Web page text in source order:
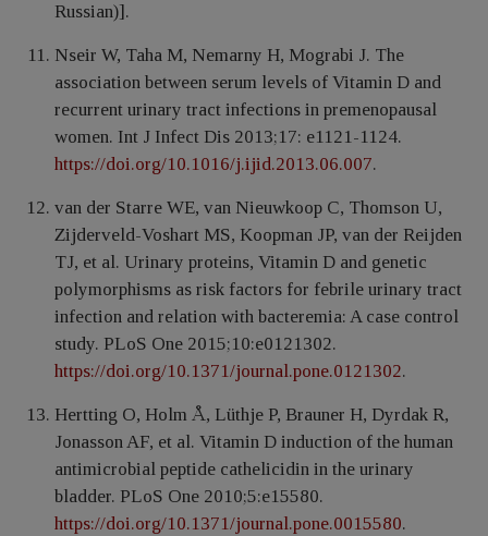
Russian)].
Nseir W, Taha M, Nemarny H, Mograbi J. The
association between serum levels of Vitamin D and
recurrent urinary tract infections in premenopausal
women. Int J Infect Dis 2013;17: e1121-1124.
https://doi.org/10.1016/j.ijid.2013.06.007.
van der Starre WE, van Nieuwkoop C, Thomson U,
Zijderveld-Voshart MS, Koopman JP, van der Reijden
TJ, et al. Urinary proteins, Vitamin D and genetic
polymorphisms as risk factors for febrile urinary tract
infection and relation with bacteremia: A case control
study. PLoS One 2015;10:e0121302.
https://doi.org/10.1371/journal.pone.0121302.
Hertting O, Holm Å, Lüthje P, Brauner H, Dyrdak R,
Jonasson AF, et al. Vitamin D induction of the human
antimicrobial peptide cathelicidin in the urinary
bladder. PLoS One 2010;5:e15580.
https://doi.org/10.1371/journal.pone.0015580.